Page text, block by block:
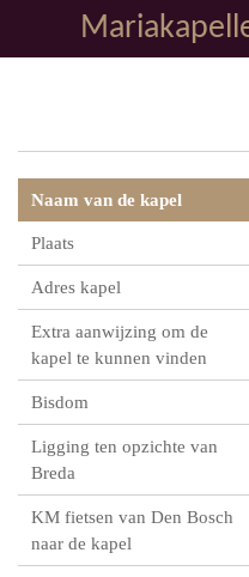
direct
Naam van de kapel
Plaats
Adres kapel
Extra aanwijzing om de
kapel te kunnen vinden
Bisdom
Ligging ten opzichte van
Breda
KM fietsen van Den Bosch
naar de kapel